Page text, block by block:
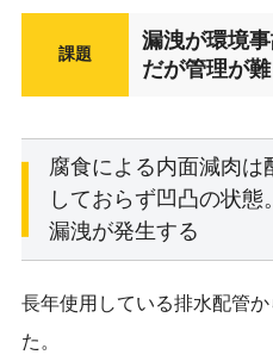
課題
漏洩が環境
だが管理が
腐食による内面減肉
しておらず凹凸の状
漏洩が発生する
長年使用している排水配管
た。